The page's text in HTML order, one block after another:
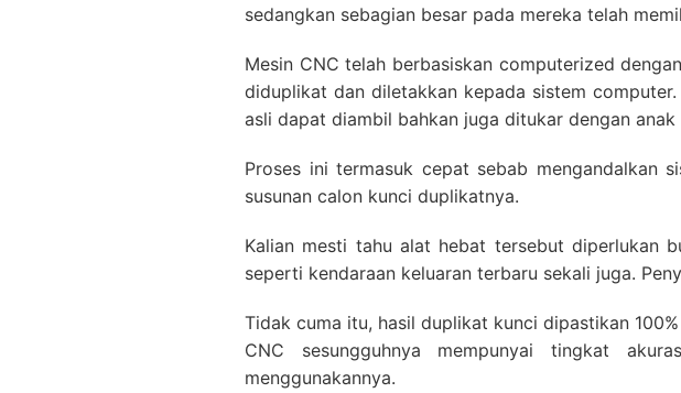
sedangkan sebagian besar pada mereka telah
Mesin CNC telah berbasiskan computerized
diduplikat dan diletakkan kepada sistem
asli dapat diambil bahkan juga ditukar dengan anak
Proses ini termasuk cepat sebab mengandalkan
susunan calon kunci duplikatnya.
Kalian mesti tahu alat hebat tersebut diperlukan
seperti kendaraan keluaran terbaru sekali juga.
Tidak cuma itu, hasil duplikat kunci dipastikan
CNC sesungguhnya mempunyai tingkat
menggunakannya.